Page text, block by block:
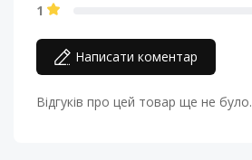
1
Написати коментар
Відгуків про цей товар ще не було.